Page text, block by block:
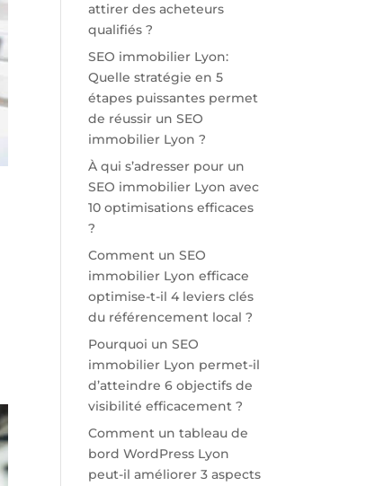
attirer des acheteurs
qualifiés ?
SEO immobilier Lyon:
Quelle stratégie en 5
étapes puissantes permet
de réussir un SEO
immobilier Lyon ?
À qui s’adresser pour un
SEO immobilier Lyon avec
10 optimisations efficaces
?
Comment un SEO
immobilier Lyon efficace
optimise-t-il 4 leviers clés
du référencement local ?
Pourquoi un SEO
immobilier Lyon permet-il
d’atteindre 6 objectifs de
visibilité efficacement ?
Comment un tableau de
bord WordPress Lyon
peut-il améliorer 3 aspects